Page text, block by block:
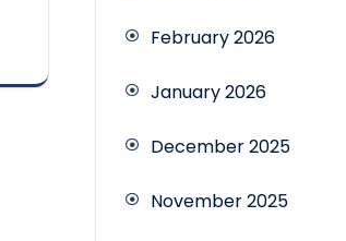
February 2026
January 2026
December 2025
November 2025